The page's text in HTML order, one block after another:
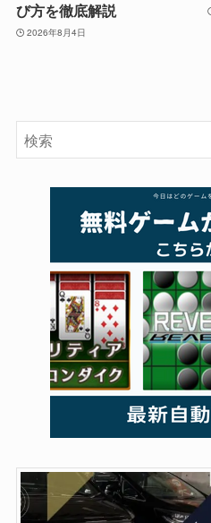
び方を徹底解説
2026年8月4日